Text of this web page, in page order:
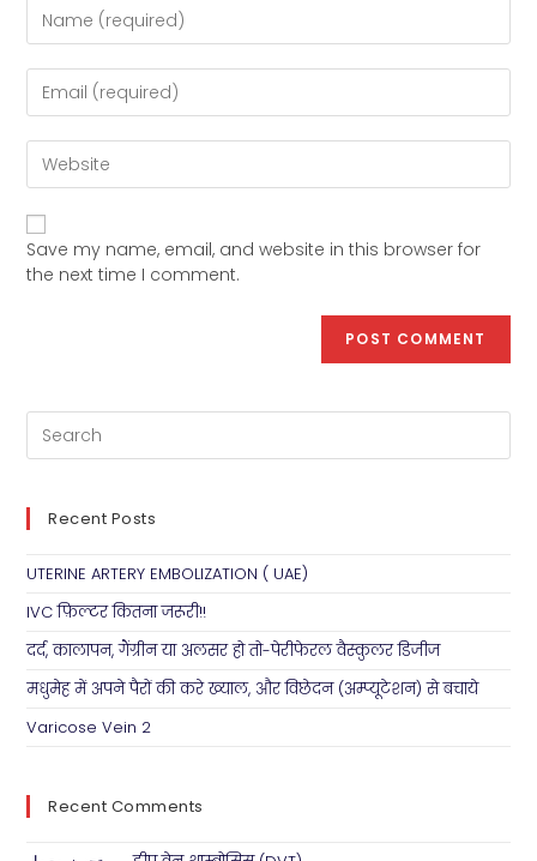
Save my name, email, and website in this browser for
the next time I comment.
Recent Posts
UTERINE ARTERY EMBOLIZATION ( UAE)
IVC फ़िल्टर कितना जरूरी!!
दर्द, कालापन, गैंग्रीन या अलसर हो तो-पेरीफेरल वैस्कुलर डिजीज
मधुमेह में अपने पैरों की करे ख्याल, और विछेदन (अम्प्यूटेशन) से बचाये
Varicose Vein 2
Recent Comments